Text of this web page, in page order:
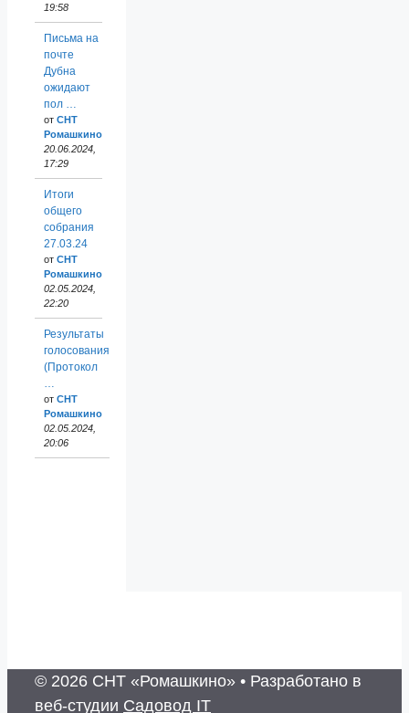
19:58
Письма на
почте
Дубна
ожидают
пол …
от СНТ
Ромашкино
20.06.2024,
17:29
Итоги
общего
собрания
27.03.24
от СНТ
Ромашкино
02.05.2024,
22:20
Результаты
голосования
(Протокол
…
от СНТ
Ромашкино
02.05.2024,
20:06
© 2026 СНТ «Ромашкино» • Разработано в
веб-студии Садовод IT